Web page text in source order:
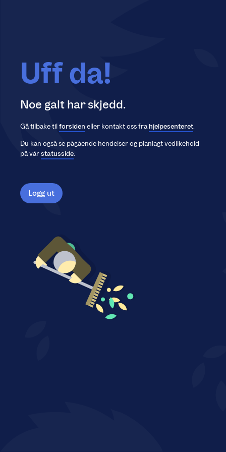
Uff da!
Noe galt har skjedd.
Gå tilbake tilforsiden eller kontakt oss frahjelpesenteret.
Du kan også se pågående hendelser og planlagt vedlikehold
på vårstatusside.
Logg ut